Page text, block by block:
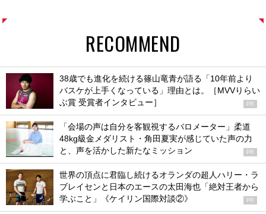
RECOMMEND
38歳でも進化を続ける篠山竜青が語る「10年前より
バスケが上手くなっている」理由とは。［MVVりらい
ぶ賞 受賞者インタビュー］
PR
「会場の声は自分を客観視するバロメーター」柔道
48kg級金メダリスト・角田夏実が感じていた声の力
と、声を活かした新たなミッション
PR
世界の頂点に君臨し続けるオランダの超人ハリー・ラ
ブレイセンと日本のエースの太田海也「絶対王者から
学ぶこと」《ケイリン国際対談②》
PR